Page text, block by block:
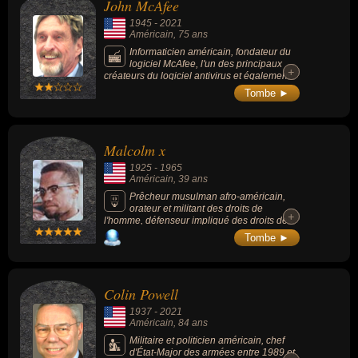
John McAfee
1945 - 2021
Américain, 75 ans
Informaticien américain, fondateur du
logiciel McAfee, l'un des principaux
créateurs du logiciel antivirus et également
développeur d'un scanner antivirus.
+
+
Tombe ►
Malcolm x
1925 - 1965
Américain, 39 ans
Prêcheur musulman afro-américain,
orateur et militant des droits de
l'homme, défenseur impliqué des droits des
Afro-Américains ayant mis en accusation le
gouvernement des États-Unis pour sa
violence. Assassiné en 1965 par 3 militants
de Nation of Islam (1 an après avoir quitté le
mouvement), une possible implication du FBI
est évoquée.
+
+
Tombe ►
Colin Powell
1937 - 2021
Américain, 84 ans
Militaire et politicien américain, chef
d'État-Major des armées entre 1989 et